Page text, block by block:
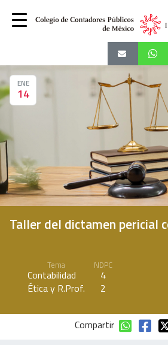
ENE
14
Taller del dictamen pericial
Tema
Contabilidad
Ética y R.Prof.
NDPC
4
2
Compartir